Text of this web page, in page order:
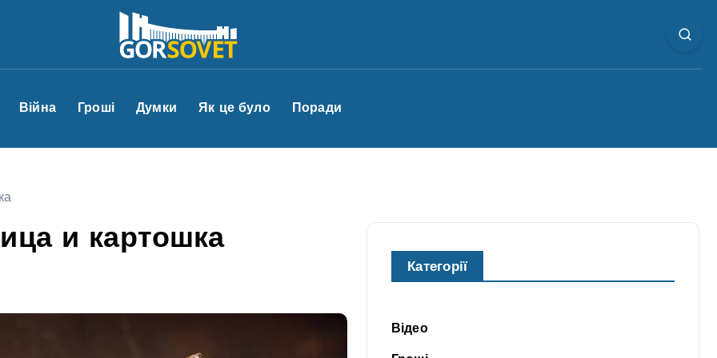
Війна Гроші Думки Як це було Поради
и картошка
Категорії
Відео